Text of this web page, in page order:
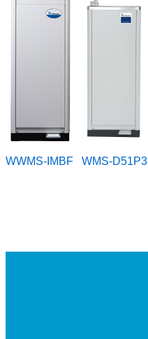
WWMS-IMBF WMS-D51P3